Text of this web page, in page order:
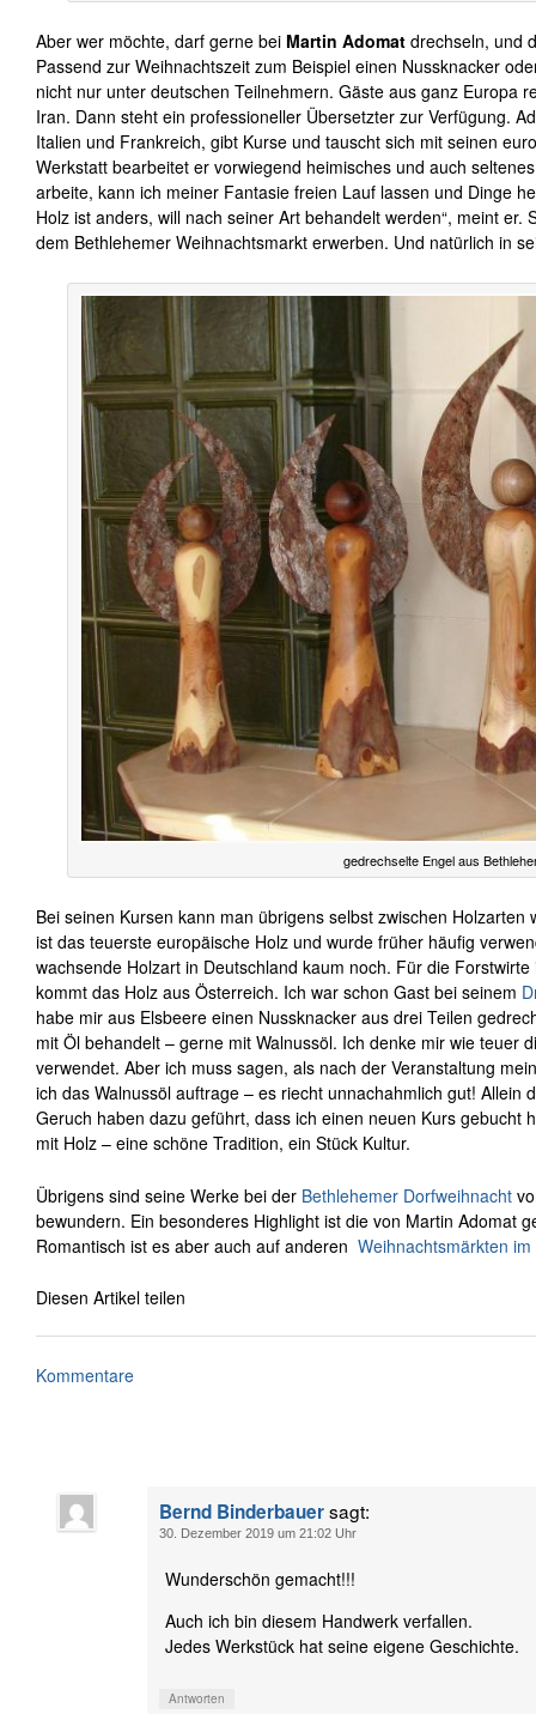
Aber wer möchte, darf gerne bei Martin Adomat drechseln, und
Passend zur Weihnachtszeit zum Beispiel einen Nussknacker
nicht nur unter deutschen Teilnehmern. Gäste aus ganz Europa
Iran. Dann steht ein professioneller Übersetzter zur Verfügung.
Italien und Frankreich, gibt Kurse und tauscht sich mit seinen
Werkstatt bearbeitet er vorwiegend heimisches und auch
arbeite, kann ich meiner Fantasie freien Lauf lassen und Dinge
Holz ist anders, will nach seiner Art behandelt werden“, meint er.
dem Bethlehemer Weihnachtsmarkt erwerben. Und natürlich in
gedrechselte Engel aus
Bei seinen Kursen kann man übrigens selbst zwischen
ist das teuerste europäische Holz und wurde früher häufig
wachsende Holzart in Deutschland kaum noch. Für die
kommt das Holz aus Österreich. Ich war schon Gast bei seinem
habe mir aus Elsbeere einen Nussknacker aus drei Teilen
mit Öl behandelt – gerne mit Walnussöl. Ich denke mir wie teuer
verwendet. Aber ich muss sagen, als nach der Veranstaltung
ich das Walnussöl auftrage – es riecht unnachahmlich gut! Allein
Geruch haben dazu geführt, dass ich einen neuen Kurs gebucht
mit Holz – eine schöne Tradition, ein Stück Kultur.
Übrigens sind seine Werke bei der Bethlehemer Dorfweihnacht
bewundern. Ein besonderes Highlight ist die von Martin Adomat
Romantisch ist es aber auch auf anderen Weihnachtsmärkten im
Diesen Artikel teilen
Kommentare
Bernd Binderbauersagt:
30. Dezember 2019 um 21:02 Uhr
Wunderschön gemacht!!!
Auch ich bin diesem Handwerk verfallen.
Jedes Werkstück hat seine eigene Geschichte.
Antworten